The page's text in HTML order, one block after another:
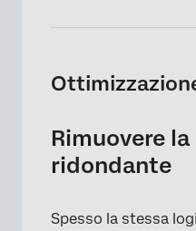
Rimuovere
ridondante
Spesso la stessa